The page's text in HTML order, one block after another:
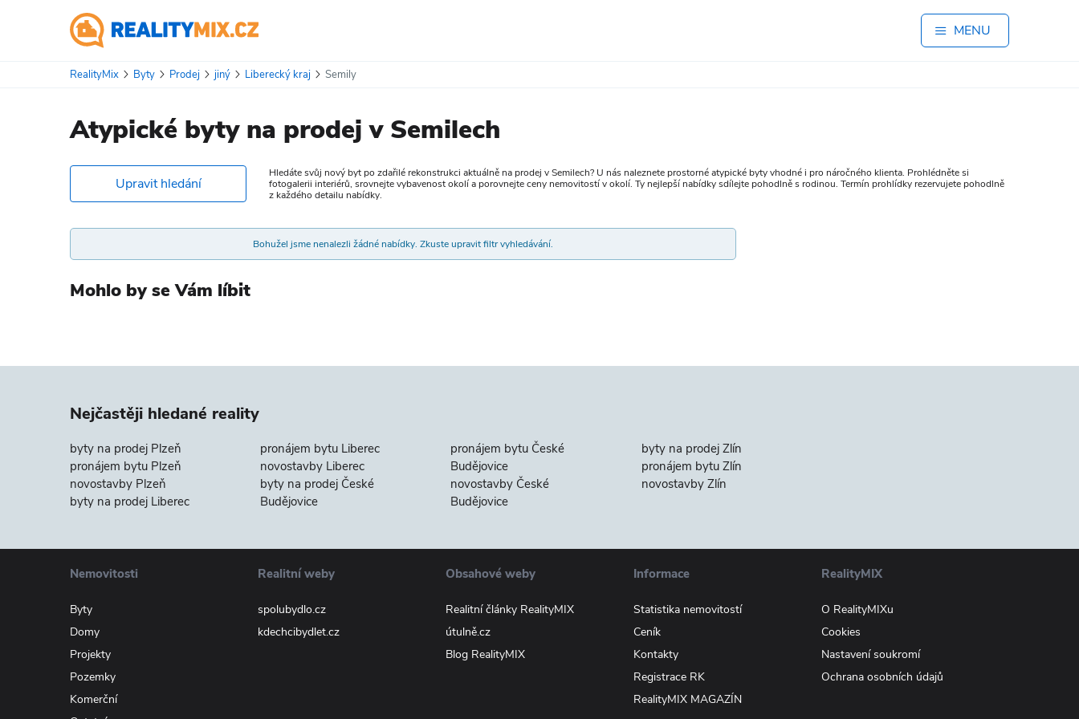
MENU
RealityMix Byty Prodej jiný Liberecký kraj Semily
Atypické byty na prodej v Semilech
Upravit hledání
Hledáte svůj nový byt po zdařilé rekonstrukci aktuálně na prodej v Semilech? U nás naleznete prostorné atypické byty vhodné i pro náročného klienta. Prohlédněte si
fotogalerii interiérů, srovnejte vybavenost okolí a porovnejte ceny nemovitostí v okolí. Ty nejlepší nabídky sdílejte pohodlně s rodinou. Termín prohlídky rezervujete pohodlně
z každého detailu nabídky.
Bohužel jsme nenalezli žádné nabídky. Zkuste upravit filtr vyhledávání.
Mohlo by se Vám líbit
Nejčastěji hledané reality
byty na prodej Plzeň
pronájem bytu Plzeň
novostavby Plzeň
byty na prodej Liberec
pronájem bytu Liberec
novostavby Liberec
byty na prodej České
Budějovice
pronájem bytu České
Budějovice
novostavby České
Budějovice
byty na prodej Zlín
pronájem bytu Zlín
novostavby Zlín
Nemovitosti
Byty
Domy
Projekty
Pozemky
Komerční
Realitní weby
spolubydlo.cz
kdechcibydlet.cz
Obsahové weby
Realitní články RealityMIX
útulně.cz
Blog RealityMIX
Informace
Statistika nemovitostí
Ceník
Kontakty
Registrace RK
RealityMIX MAGAZÍN
RealityMIX
O RealityMIXu
Cookies
Nastavení soukromí
Ochrana osobních údajů